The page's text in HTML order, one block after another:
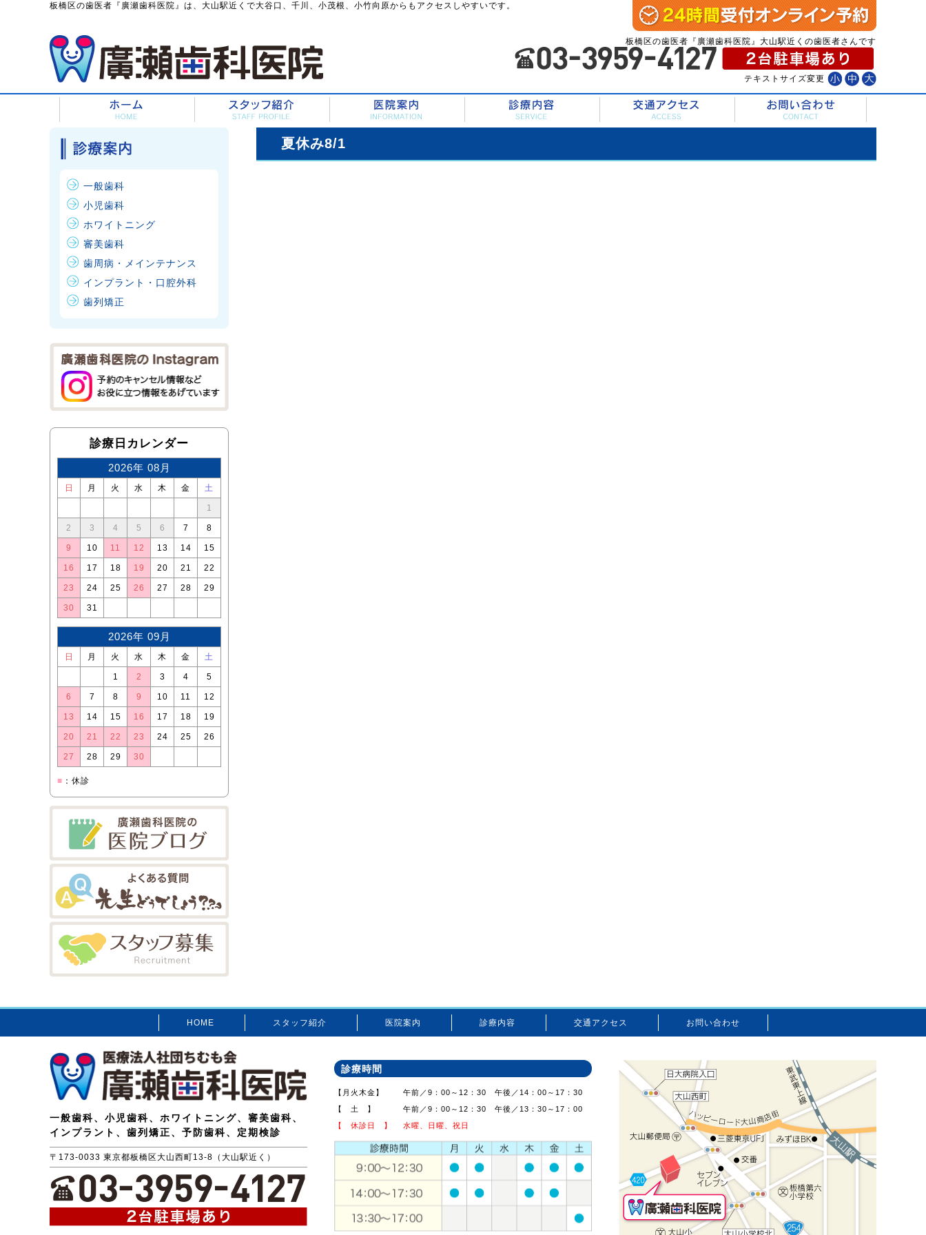
板橋区の歯医者『廣瀬歯科医院』は、大山駅近くで大谷口、千川、小茂根、小竹向原からもアクセスしやすいです。
板橋区の歯医者『廣瀬歯科医院』大山駅近くの歯医者さんです
テキストサイズ変更
夏休み8/1
一般歯科
小児歯科
ホワイトニング
審美歯科
歯周病・メインテナンス
インプラント・口腔外科
歯列矯正
診療日カレンダー
2026年 08月
日 月 火 水 木 金 土
1
2 3 4 5 6 7 8
9 10 11 12 13 14 15
16 17 18 19 20 21 22
23 24 25 26 27 28 29
30 31
2026年 09月
日 月 火 水 木 金 土
1 2 3 4 5
6 7 8 9 10 11 12
13 14 15 16 17 18 19
20 21 22 23 24 25 26
27 28 29 30
■ ：休診
HOME スタッフ紹介 医院案内 診療内容 交通アクセス お問い合わせ
一般歯科、小児歯科、ホワイトニング、審美歯科、
インプラント、歯列矯正、予防歯科、定期検診
〒173-0033 東京都板橋区大山西町13-8（大山駅近く）
診療時間
【月火木金】
午前／9：00～12：30 午後／14：00～17：30
【 土 】
午前／9：00～12：30 午後／13：30～17：00
【 休診日 】
水曜、日曜、祝日